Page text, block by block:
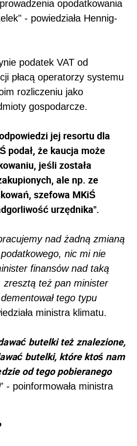
opodatkowania
- powiedziała Hennig-
podatek VAT od
płacą operatorzy systemu
rozliczeniu jako
gospodarcze.
jej resortu dla
podał, że kaucja może
jeśli została
ale np. ze
szefowa MKiŚ
urzędnika".
nad żadną zmianą
nic mi nie
finansów nad taką
zresztą też pan minister
tego typu
ministra klimatu.
butelki też znalezione,
butelki, które ktoś nam
od tego pobieranego
" - poinformowała ministra